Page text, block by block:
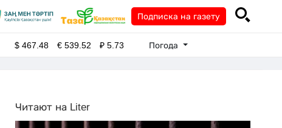
Подписка на газету
$467.48 €539.52 ₽5.73 Погода
Читают на Liter